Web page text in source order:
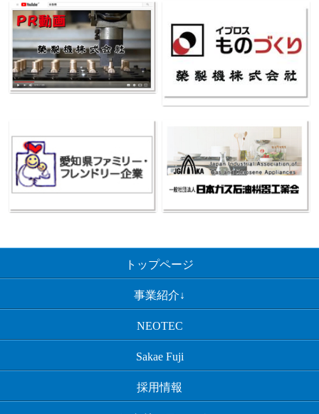
トップページ
事業紹介↓
NEOTEC
Sakae Fuji
採用情報